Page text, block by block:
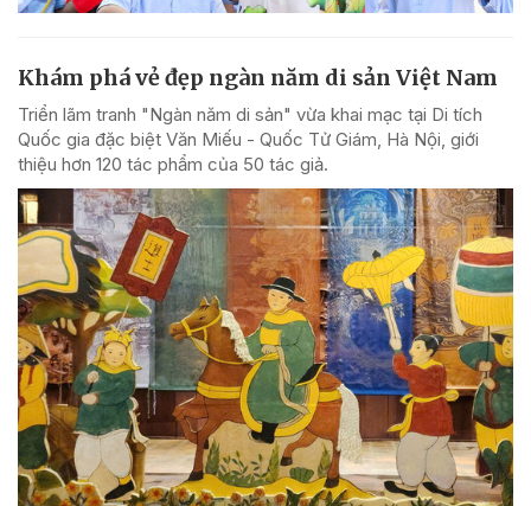
Khám phá vẻ đẹp ngàn năm di sản Việt Nam
Triển lãm tranh "Ngàn năm di sản" vừa khai mạc tại Di tích
Quốc gia đặc biệt Văn Miếu - Quốc Tử Giám, Hà Nội, giới
thiệu hơn 120 tác phẩm của 50 tác giả.